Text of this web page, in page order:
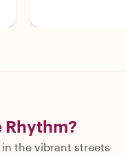
Rhythm?
the vibrant streets